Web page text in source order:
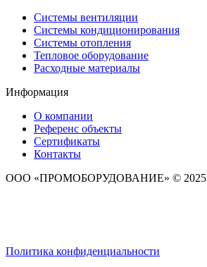
Системы вентиляции
Системы кондиционирования
Системы отопления
Тепловое оборудование
Расходные материалы
Информация
О компании
Референс объекты
Сертификаты
Контакты
ООО «ПРОМОБОРУДОВАНИЕ» © 2025
Политика конфиденциальности